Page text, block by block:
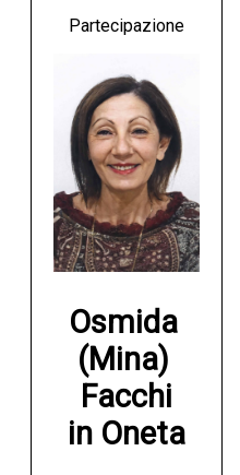
Partecipazione
Osmida
(Mina)
Facchi
in Oneta